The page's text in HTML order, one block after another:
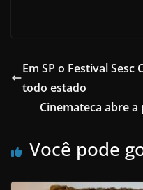
Em SP o Festival
todo estado
Cinemateca abre
Você pode